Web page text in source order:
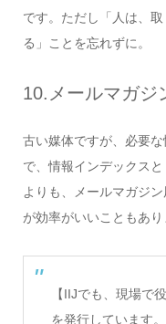
です。ただし「人は、
る」ことを忘れずに。
10.メールマガジ
古い媒体ですが、必要
で、情報インデックス
よりも、メールマガジ
が効率がいいこともあり
【IIJでも、現場で
を発行しています